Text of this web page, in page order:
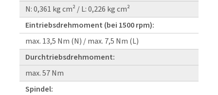
N: 0,361 kg cm² / L: 0,226 kg cm²
Eintriebsdrehmoment (bei 1500 rpm):
max. 13,5 Nm (N) / max. 7,5 Nm (L)
Durchtriebsdrehmoment:
max. 57 Nm
Spindel: